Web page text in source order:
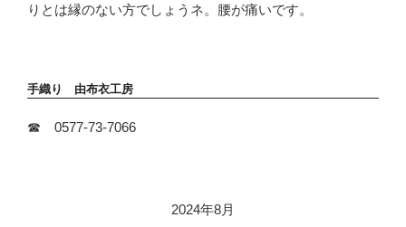
りとは縁のない方でしょうネ。腰が痛いです。
手織り 由布衣工房
☎ 0577-73-7066
2024年8月